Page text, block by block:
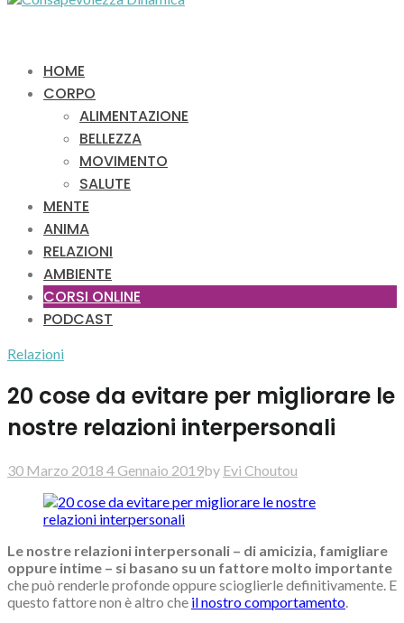
HOME
CORPO
ALIMENTAZIONE
BELLEZZA
MOVIMENTO
SALUTE
MENTE
ANIMA
RELAZIONI
AMBIENTE
CORSI ONLINE
PODCAST
Relazioni
20 cose da evitare per migliorare le
nostre relazioni interpersonali
30 Marzo 2018 4 Gennaio 2019by Evi Choutou
Le nostre relazioni interpersonali – di amicizia, famigliare
oppure intime – si basano su un fattore molto importante
che può renderle profonde oppure scioglierle definitivamente. E
questo fattore non è altro che il nostro comportamento.